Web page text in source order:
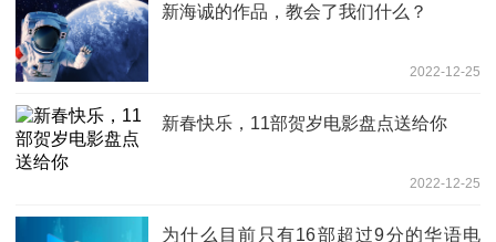
新海诚的作品，教会了我们什么？
2022-12-25
新春快乐，11部贺岁电影盘点送给你
2022-12-25
为什么目前只有16部超过9分的华语电